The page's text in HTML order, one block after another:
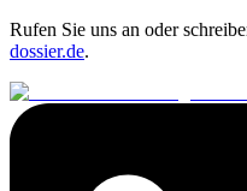
Rufen Sie uns an oder
dossier.de.